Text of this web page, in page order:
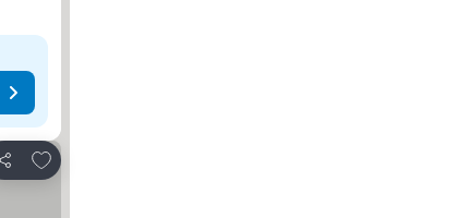
Condividi
Aggiungi ai preferiti